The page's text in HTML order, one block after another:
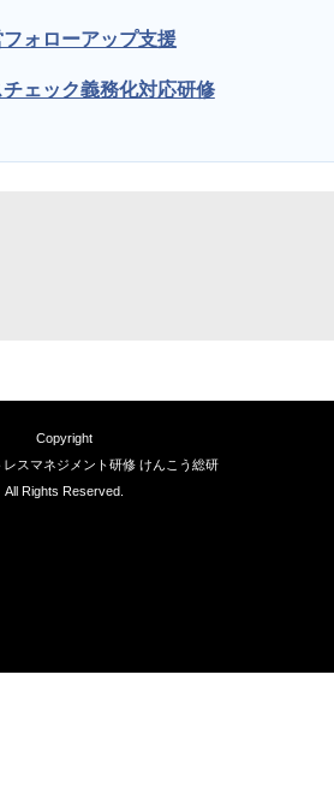
ォローアップ支援
チェック義務化対応研修
Copyright
スマネジメント研修 けんこう総研
All Rights Reserved.